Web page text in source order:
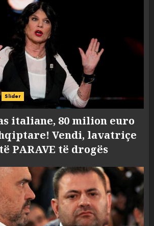
Slider
italiane, 80 milion euro
Vendi, lavatriçe
PARAVE të drogës